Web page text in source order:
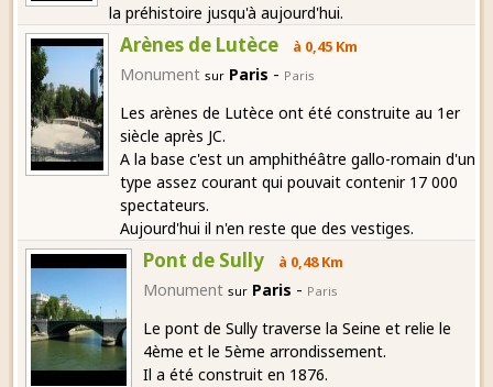
la préhistoire jusqu'à aujourd'hui.
Arènes de Lutèce à 0,45 Km
Monument sur Paris - Paris
Les arènes de Lutèce ont été construite au 1er
siècle après JC.
A la base c'est un amphithéâtre gallo-romain d'un
type assez courant qui pouvait contenir 17 000
spectateurs.
Aujourd'hui il n'en reste que des vestiges.
Pont de Sully à 0,48 Km
Monument sur Paris - Paris
Le pont de Sully traverse la Seine et relie le
4ème et le 5ème arrondissement.
Il a été construit en 1876.